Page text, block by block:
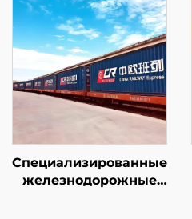
Специализированные
железнодорожные